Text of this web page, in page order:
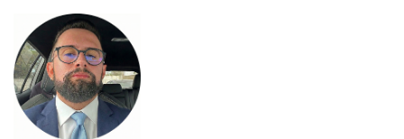
para
conteúdo
principal